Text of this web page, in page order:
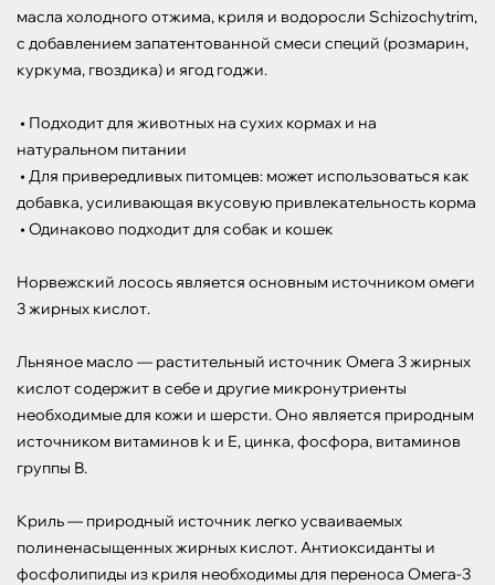
масла холодного отжима, криля и водоросли Schizochytrim,
с добавлением запатентованной смеси специй (розмарин,
куркума, гвоздика) и ягод годжи.
натуральном питании
добавка, усиливающая вкусовую привлекательность корма
Норвежский лосось является основным источником омеги
3 жирных кислот.
Льняное масло — растительный источник Омега 3 жирных
кислот содержит в себе и другие микронутриенты
необходимые для кожи и шерсти. Оно является природным
источником витаминов k и Е, цинка, фосфора, витаминов
группы В.
Криль — природный источник легко усваиваемых
полиненасыщенных жирных кислот. Антиоксиданты и
фосфолипиды из криля необходимы для переноса Омега-3